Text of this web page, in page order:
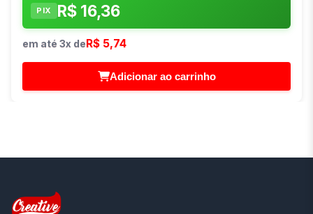
PIX R$ 16,36
em até 3x deR$ 5,74
Adicionar ao carrinho